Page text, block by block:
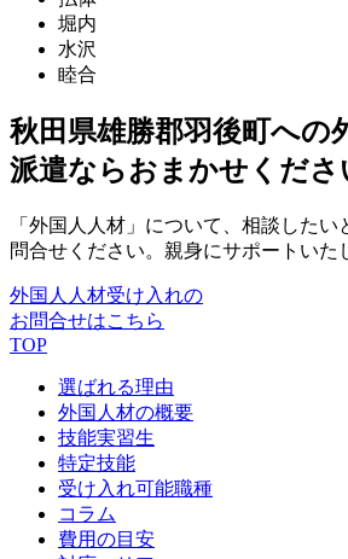
堀内
水沢
睦合
秋田県雄勝郡羽後町への
派遣ならおまかせくださ
「外国人人材」について、相談した
問合せください。親身にサポートいた
外国人人材受け入れの
お問合せはこちら
TOP
選ばれる理由
外国人材の概要
技能実習生
特定技能
受け入れ可能職種
コラム
費用の目安